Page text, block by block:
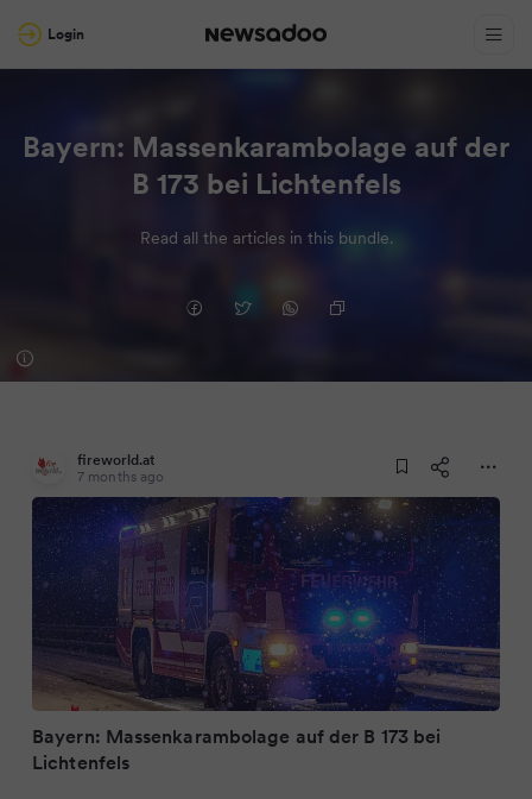
Login
Bayern: Massenkarambolage auf der
B 173 bei Lichtenfels
Read all the articles in this bundle.
fireworld.at
7 months ago
Bayern: Massenkarambolage auf der B 173 bei
Lichtenfels